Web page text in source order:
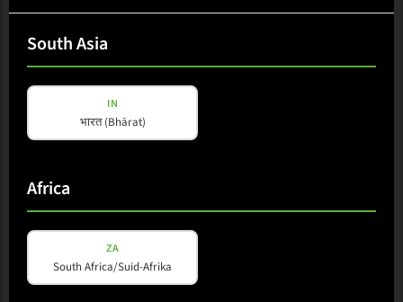
South Asia
IN
भारत (Bhārat)
Africa
ZA
South Africa/Suid-Afrika